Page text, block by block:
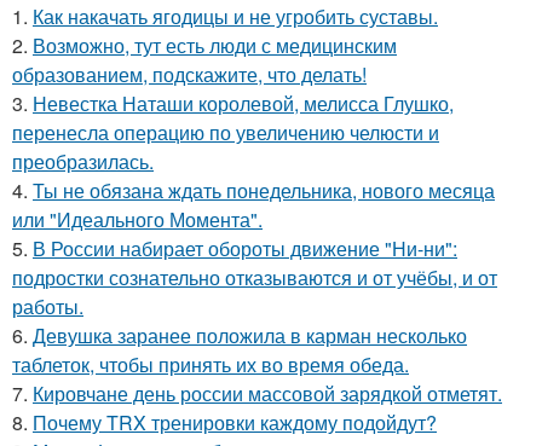
1. Как накачать ягодицы и не угробить суставы.
2. Возможно, тут есть люди с медицинским
образованием, подскажите, что делать!
3. Невестка Наташи королевой, мелисса Глушко,
перенесла операцию по увеличению челюсти и
преобразилась.
4. Ты не обязана ждать понедельника, нового месяца
или "Идеального Момента".
5. В России набирает обороты движение "Ни-ни":
подростки сознательно отказываются и от учёбы, и от
работы.
6. Девушка заранее положила в карман несколько
таблеток, чтобы принять их во время обеда.
7. Кировчане день россии массовой зарядкой отметят.
8. Почему TRX тренировки каждому подойдут?